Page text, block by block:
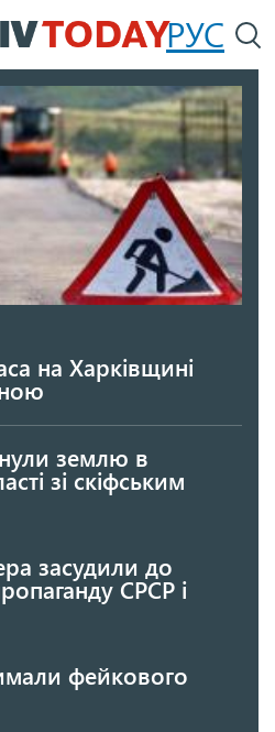
Перейти
до
вмісту
РУС
на Харківщині
землю в
зі скіфським
засудили до
СРСР і
фейкового